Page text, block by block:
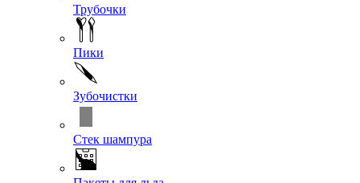
Трубочки
Пики
Зубочистки
Стек шампура